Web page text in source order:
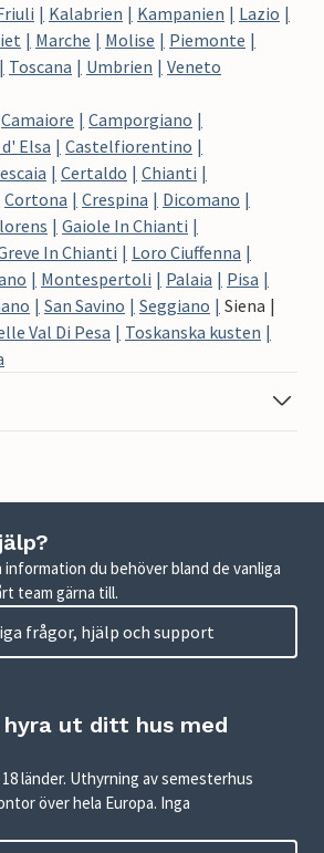
Kalabrien Kampanien
Lazio
Marche Molise
Piemonte
Toscana Umbrien
Veneto
Camaiore
Camporgiano
Elsa
Castelfiorentino
Certaldo
Chianti
Cortona Crespina
Dicomano
Gaiole In Chianti
In Chianti
Loro Ciuffenna
Montespertoli Palaia
Pisa
San Savino Seggiano
Siena
Val Di Pesa
Toskanska kusten
du behöver bland de vanliga
team gärna till.
frågor, hjälp och support
ut ditt hus med
länder. Uthyrning av semesterhus
över hela Europa. Inga